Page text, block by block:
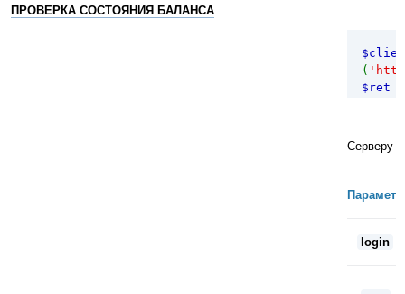
ПРОВЕРКА СОСТОЯНИЯ БАЛАНСА
(
$ret
Серверу
Параметр
login